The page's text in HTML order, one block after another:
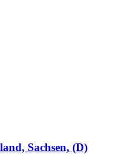
Sachsen, (D)